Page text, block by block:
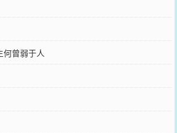
何曾弱于人